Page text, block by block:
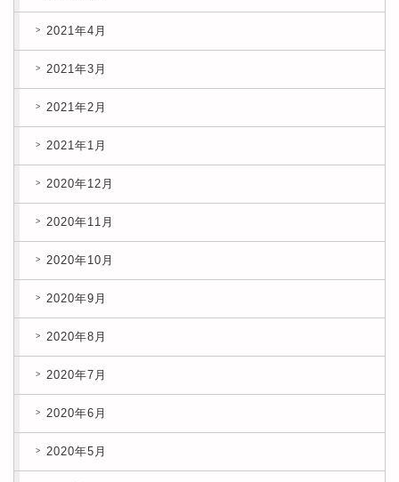
2021年4月
2021年3月
2021年2月
2021年1月
2020年12月
2020年11月
2020年10月
2020年9月
2020年8月
2020年7月
2020年6月
2020年5月